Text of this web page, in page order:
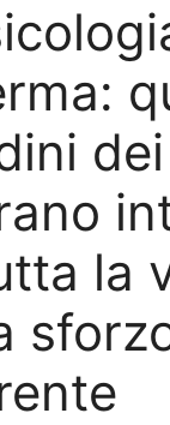
la